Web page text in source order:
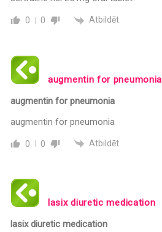
0 0 Atbildēt
augmentin for pneumonia
augmentin for pneumonia
augmentin for pneumonia
0 0 Atbildēt
lasix diuretic medication
lasix diuretic medication